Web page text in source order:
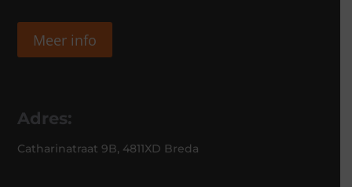
Meer info
Adres:
Catharinatraat 9B, 4811XD Breda